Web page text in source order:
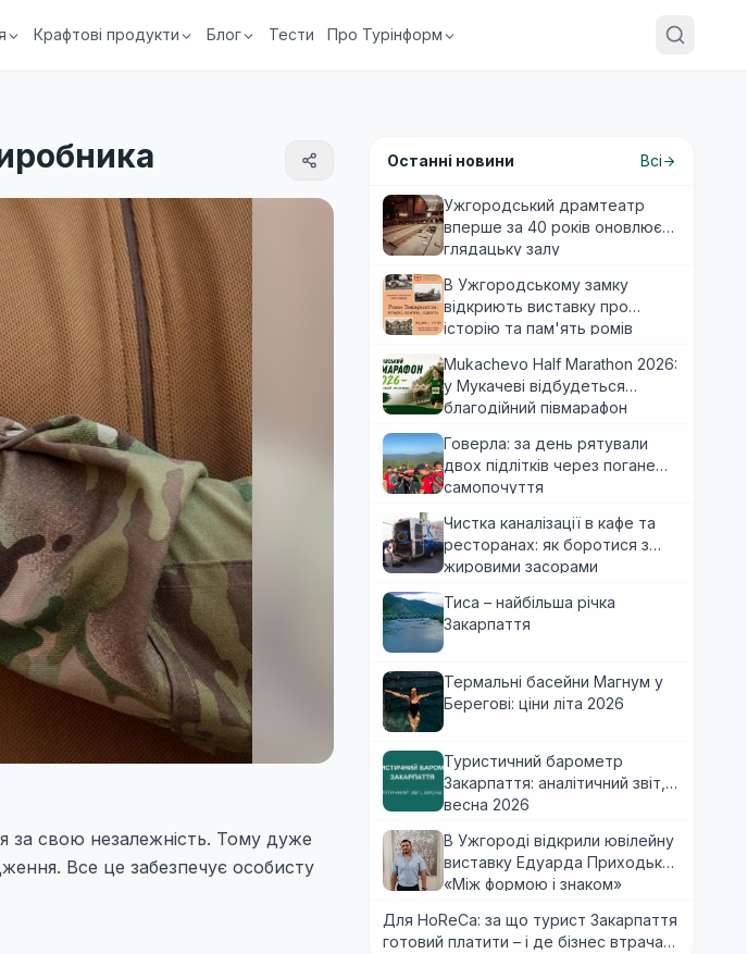
Крафтові продукти Блог Тести Про Турінформ
за свою незалежність. Тому дуже
Все це забезпечує особисту
Останні новини Всі
Ужгородський драмтеатр
вперше за 40 років оновлює
глядацьку залу
В Ужгородському замку
відкриють виставку про
історію та пам'ять ромів
Mukachevo Half Marathon 2026:
у Мукачеві відбудеться
благодійний півмарафон
Говерла: за день рятували
двох підлітків через погане
самопочуття
Чистка каналізації в кафе та
ресторанах: як боротися з
жировими засорами
Тиса – найбільша річка
Закарпаття
Термальні басейни Магнум у
Берегові: ціни літа 2026
Туристичний барометр
Закарпаття: аналітичний звіт,
весна 2026
В Ужгороді відкрили ювілейну
виставку Едуарда Приходька
«Між формою і знаком»
Для HoReCa: за що турист Закарпаття
готовий платити – і де бізнес втрачає